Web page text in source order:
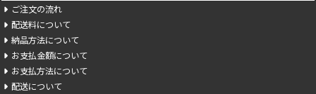
ご注文の流れ
配送料について
納品方法について
お支払金額について
お支払方法について
配送について